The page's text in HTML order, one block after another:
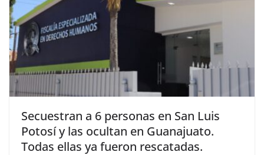
Secuestran a 6 personas en San Luis
Potosí y las ocultan en Guanajuato.
Todas ellas ya fueron rescatadas.